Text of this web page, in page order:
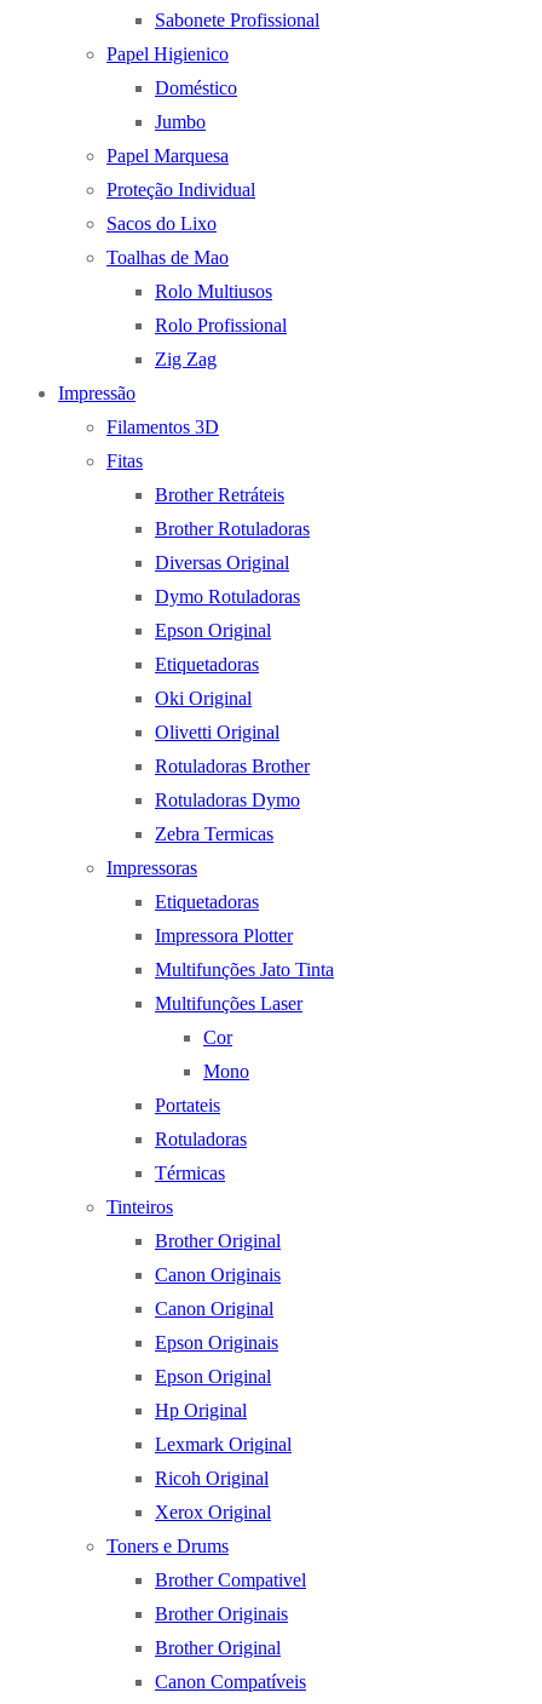
Sabonete Profissional
Papel Higienico
Doméstico
Jumbo
Papel Marquesa
Proteção Individual
Sacos do Lixo
Toalhas de Mao
Rolo Multiusos
Rolo Profissional
Zig Zag
Impressão
Filamentos 3D
Fitas
Brother Retráteis
Brother Rotuladoras
Diversas Original
Dymo Rotuladoras
Epson Original
Etiquetadoras
Oki Original
Olivetti Original
Rotuladoras Brother
Rotuladoras Dymo
Zebra Termicas
Impressoras
Etiquetadoras
Impressora Plotter
Multifunções Jato Tinta
Multifunções Laser
Cor
Mono
Portateis
Rotuladoras
Térmicas
Tinteiros
Brother Original
Canon Originais
Canon Original
Epson Originais
Epson Original
Hp Original
Lexmark Original
Ricoh Original
Xerox Original
Toners e Drums
Brother Compativel
Brother Originais
Brother Original
Canon Compatíveis